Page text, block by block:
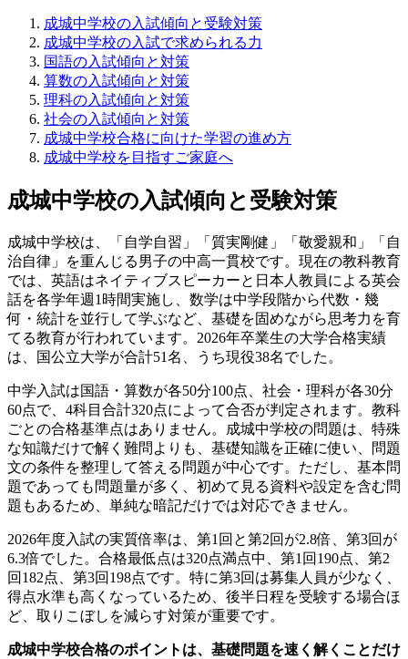
成城中学校の入試傾向と受験対策
成城中学校の入試で求められる力
国語の入試傾向と対策
算数の入試傾向と対策
理科の入試傾向と対策
社会の入試傾向と対策
成城中学校合格に向けた学習の進め方
成城中学校を目指すご家庭へ
成城中学校の入試傾向と受験対策
成城中学校は、「自学自習」「質実剛健」「敬愛親和」「自
治自律」を重んじる男子の中高一貫校です。現在の教科教育
では、英語はネイティブスピーカーと日本人教員による英会
話を各学年週1時間実施し、数学は中学段階から代数・幾
何・統計を並行して学ぶなど、基礎を固めながら思考力を育
てる教育が行われています。2026年卒業生の大学合格実績
は、国公立大学が合計51名、うち現役38名でした。
中学入試は国語・算数が各50分100点、社会・理科が各30分
60点で、4科目合計320点によって合否が判定されます。教科
ごとの合格基準点はありません。成城中学校の問題は、特殊
な知識だけで解く難問よりも、基礎知識を正確に使い、問題
文の条件を整理して答える問題が中心です。ただし、基本問
題であっても問題量が多く、初めて見る資料や設定を含む問
題もあるため、単純な暗記だけでは対応できません。
2026年度入試の実質倍率は、第1回と第2回が2.8倍、第3回が
6.3倍でした。合格最低点は320点満点中、第1回190点、第2
回182点、第3回198点です。 特に第3回は募集人員が少なく、
得点水準も高くなっているため、後半日程を受験する場合ほ
ど、取りこぼしを減らす対策が重要です。
成城中学校合格のポイントは、基礎問題を速く解くことだけ